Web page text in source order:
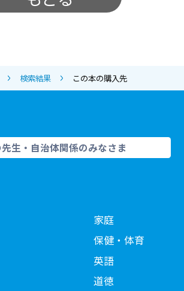
検索結果 この本の購入先
生・自治体関係のみなさま
家庭
保健・体育
英語
道徳